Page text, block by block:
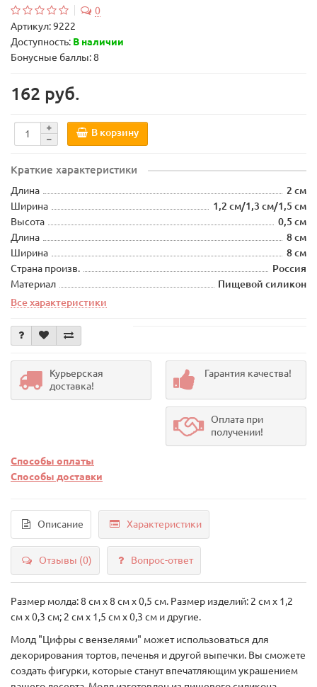
0
Артикул:9222
Доступность: В наличии
Бонусные баллы: 8
162 руб.
В корзину
Краткие характеристики
Длина
2 см
Ширина
1,2 см/1,3 см/1,5 см
Высота
0,5 см
Длина
8 см
Ширина
8 см
Страна произв.
Россия
Материал
Пищевой силикон
Все характеристики
Курьерская
доставка!
Гарантия качества!
Оплата при
получении!
Способы оплаты
Способы доставки
Описание Характеристики
Отзывы (0) Вопрос-ответ
Размер молда: 8 см х 8 см х 0,5 см. Размер изделий: 2 см х 1,2
см х 0,3 см; 2 см х 1,5 см х 0,3 см и другие.
Молд "Цифры с вензелями" может использоваться для
декорирования тортов, печенья и другой выпечки. Вы сможете
создать фигурки, которые станут впечатляющим украшением